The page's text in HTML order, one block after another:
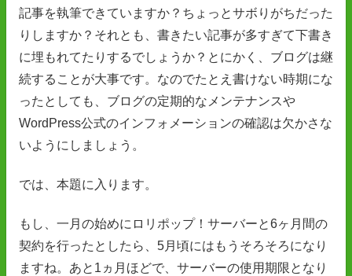
記事を執筆できていますか？ちょっとサボりがちだった
りしますか？それとも、書きたい記事が多すぎて下書き
に埋もれてたりするでしょうか？とにかく、ブログは継
続することが大事です。なのでたとえ書けない時期にな
ったとしても、ブログの定期的なメンテナンスや
WordPress公式のインフォメーションの確認は欠かさな
いようにしましょう。
では、本題に入ります。
もし、一月の始めにロリポップ！サーバーと6ヶ月間の
契約を行ったとしたら、5月頃にはもうそろそろになり
ますね。あと1ヵ月ほどで、サーバーの使用期限となり